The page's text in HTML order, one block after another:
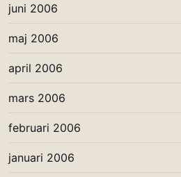
juni 2006
maj 2006
april 2006
mars 2006
februari 2006
januari 2006